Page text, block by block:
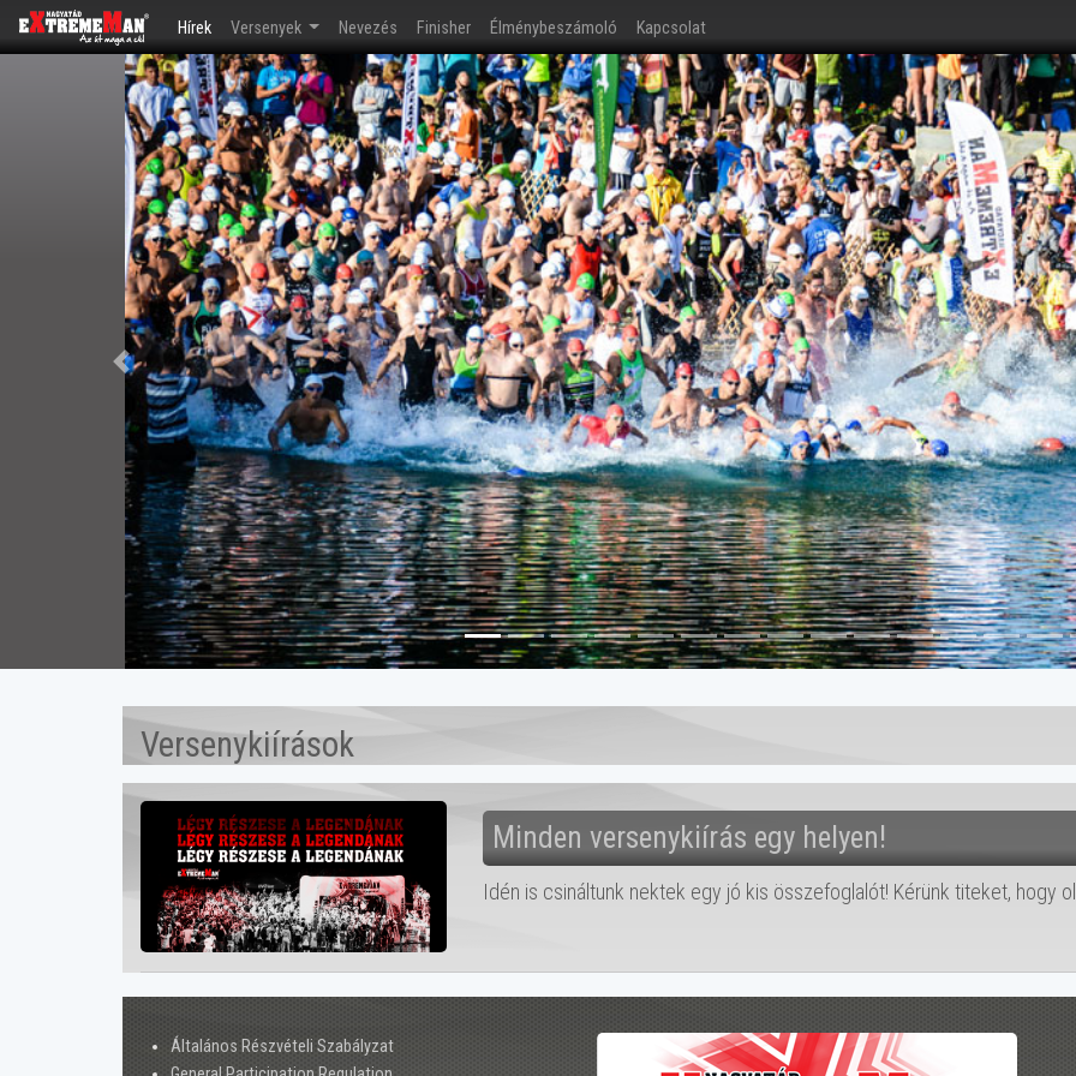
Hírek(current)
Versenyek Nevezés Finisher Élménybeszámoló Kapcsolat
Előző
Versenykiírások
Minden versenykiírás egy helyen!
Idén is csináltunk nektek egy jó kis összefoglalót! Kérünk titeket, hogy
Általános Részvételi Szabályzat